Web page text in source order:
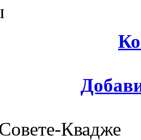
Квадже